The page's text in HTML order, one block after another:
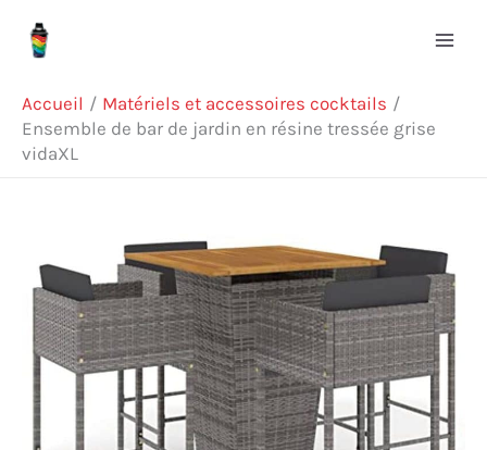
Accueil
Matériels et accessoires cocktails
Ensemble de bar de jardin en résine tressée grise
vidaXL
Rechercher